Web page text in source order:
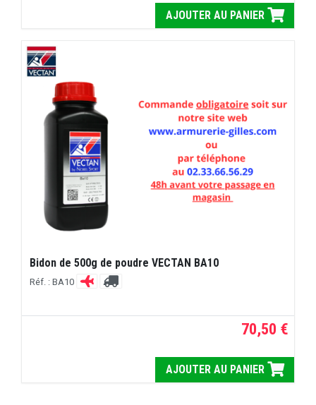
AJOUTER AU PANIER
Bidon de 500g de poudre VECTAN BA10
Réf. : BA10
70,50 €
AJOUTER AU PANIER